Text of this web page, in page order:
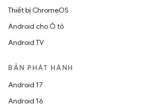
Thiết bị ChromeOS
Android cho Ô tô
Android TV
BẢN PHÁT HÀNH
Android 17
Android 16